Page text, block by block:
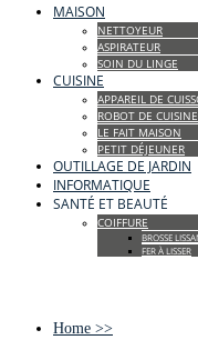
MAISON
NETTOYEUR
ASPIRATEUR
SOIN DU LINGE
CUISINE
APPAREIL DE
ROBOT DE CUISINE
LE FAIT MAISON
PETIT DÉJEUNER
OUTILLAGE DE JARDIN
INFORMATIQUE
SANTÉ ET BEAUTÉ
COIFFURE
BROSSE
FER À LISSER
Home >>